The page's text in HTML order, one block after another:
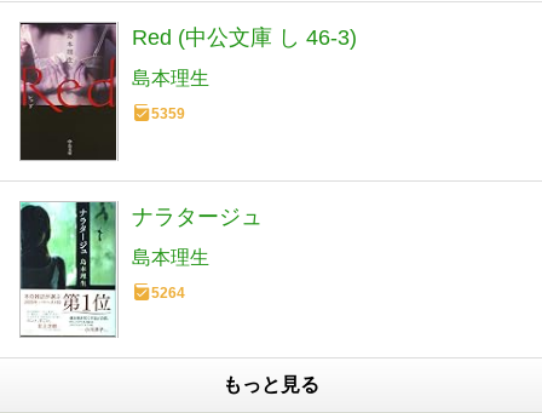
Red (中公文庫 し 46-3)
島本理生
5359
ナラタージュ
島本理生
5264
もっと見る